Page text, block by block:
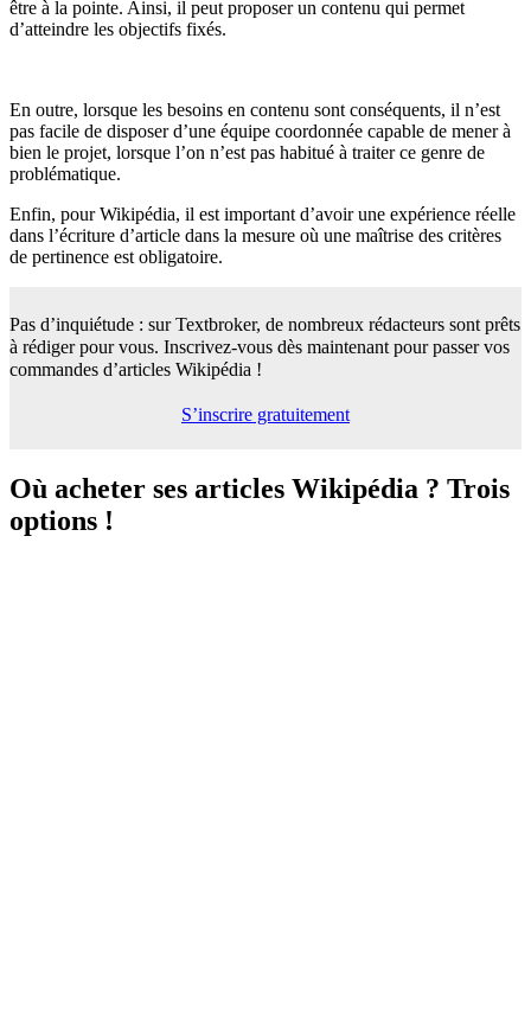
être à la pointe. Ainsi, il peut proposer un contenu qui permet
d’atteindre les objectifs fixés.
En outre, lorsque les besoins en contenu sont conséquents, il n’est
pas facile de disposer d’une équipe coordonnée capable de mener à
bien le projet, lorsque l’on n’est pas habitué à traiter ce genre de
problématique.
Enfin, pour Wikipédia, il est important d’avoir une expérience réelle
dans l’écriture d’article dans la mesure où une maîtrise des critères
de pertinence est obligatoire.
Pas d’inquiétude : sur Textbroker, de nombreux rédacteurs sont prêts
à rédiger pour vous. Inscrivez-vous dès maintenant pour passer vos
commandes d’articles Wikipédia !
S’inscrire gratuitement
Où acheter ses articles Wikipédia ? Trois
options !